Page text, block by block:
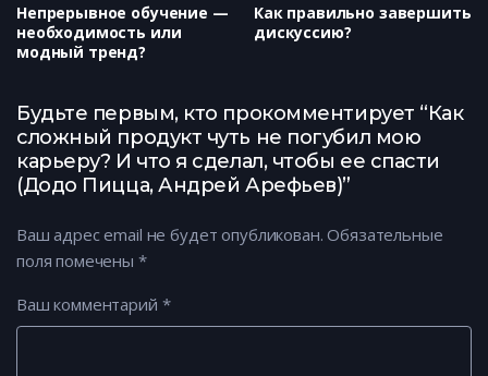
Непрерывное обучение —
необходимость или
модный тренд?
Как правильно завершить
дискуссию?
Будьте первым, кто прокомментирует “Как
сложный продукт чуть не погубил мою
карьеру? И что я сделал, чтобы ее спасти
(Додо Пицца, Андрей Арефьев)”
Ваш адрес email не будет опубликован. Обязательные
поля помечены *
Ваш комментарий *